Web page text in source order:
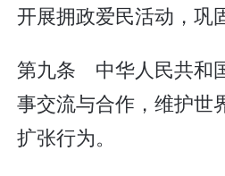
开展拥政爱民活动，巩
第九条 中华人民共和
事交流与合作，维护世
扩张行为。